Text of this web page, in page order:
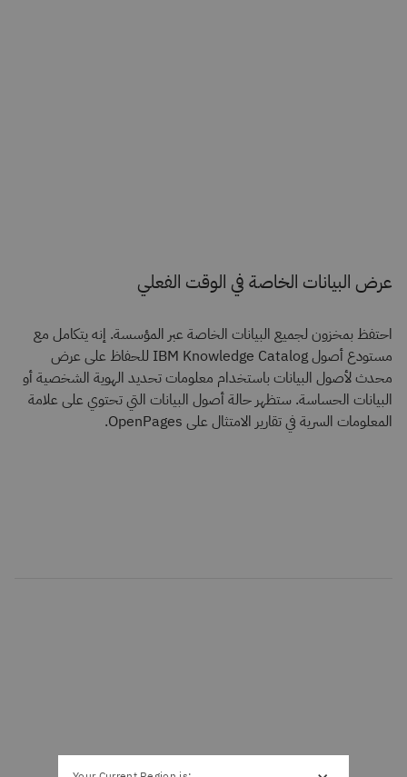
عرض البيانات الخاصة في الوقت الفعلي
احتفظ بمخزون لجميع البيانات الخاصة عبر المؤسسة. إنه يتكامل مع
مستودع أصول IBM Knowledge Catalog للحفاظ على عرض
محدث لأصول البيانات باستخدام معلومات تحديد الهوية الشخصية أو
البيانات الحساسة. ستظهر حالة أصول البيانات التي تحتوي على علامة
المعلومات السرية في تقارير الامتثال على OpenPages.